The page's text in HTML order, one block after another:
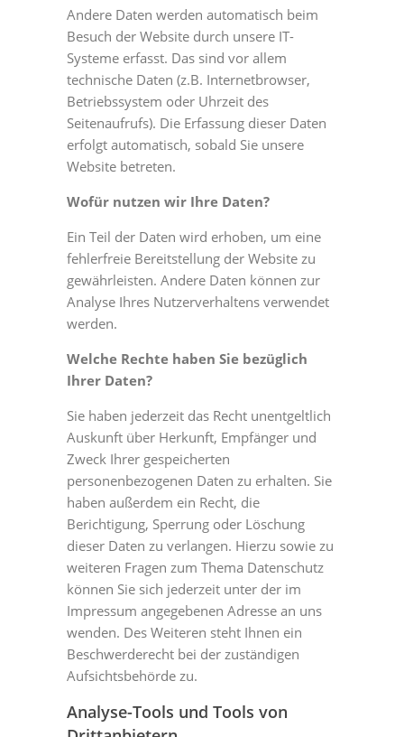
Andere Daten werden automatisch beim
Besuch der Website durch unsere IT-
Systeme erfasst. Das sind vor allem
technische Daten (z.B. Internetbrowser,
Betriebssystem oder Uhrzeit des
Seitenaufrufs). Die Erfassung dieser Daten
erfolgt automatisch, sobald Sie unsere
Website betreten.
Wofür nutzen wir Ihre Daten?
Ein Teil der Daten wird erhoben, um eine
fehlerfreie Bereitstellung der Website zu
gewährleisten. Andere Daten können zur
Analyse Ihres Nutzerverhaltens verwendet
werden.
Welche Rechte haben Sie bezüglich
Ihrer Daten?
Sie haben jederzeit das Recht unentgeltlich
Auskunft über Herkunft, Empfänger und
Zweck Ihrer gespeicherten
personenbezogenen Daten zu erhalten. Sie
haben außerdem ein Recht, die
Berichtigung, Sperrung oder Löschung
dieser Daten zu verlangen. Hierzu sowie zu
weiteren Fragen zum Thema Datenschutz
können Sie sich jederzeit unter der im
Impressum angegebenen Adresse an uns
wenden. Des Weiteren steht Ihnen ein
Beschwerderecht bei der zuständigen
Aufsichtsbehörde zu.
Analyse-Tools und Tools von